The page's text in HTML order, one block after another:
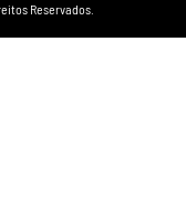
Reservados.